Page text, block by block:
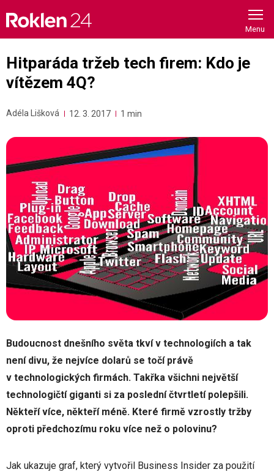
content
Hitparáda tržeb tech firem: Kdo je
vítězem 4Q?
Adéla Lišková 12. 3. 2017 1 min
Budoucnost dnešního světa tkví v technologiích a tak
není divu, že nejvíce dolarů se točí právě
v technologických firmách. Takřka všichni největší
technologičtí giganti si za poslední čtvrtletí polepšili.
Někteří více, někteří méně. Které firmě vzrostly tržby
oproti předchozímu roku více než o polovinu?
Jak ukazuje graf, který vytvořil Business Insider za použití